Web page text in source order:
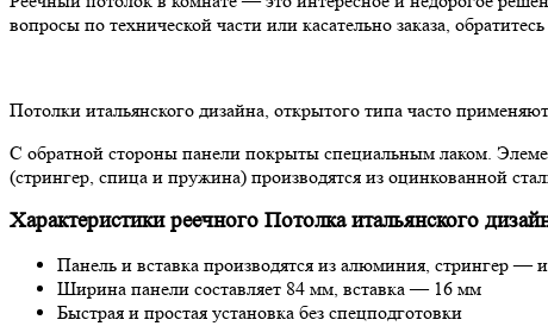
вопросы по технической части или касательно заказа,
Потолки итальянского дизайна, открытого типа часто
С обратной стороны панели покрыты специальным лаком.
(стрингер, спица и пружина) производятся из оцинкованной
Характеристики реечного Потолка итальянского
Панель и вставка производятся из алюминия, стрингер —
Ширина панели составляет 84 мм, вставка — 16 мм
Быстрая и простая установка без спецподготовки